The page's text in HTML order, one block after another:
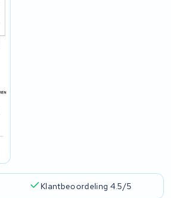
Klantbeoordeling 4.5/5